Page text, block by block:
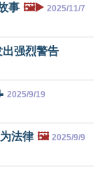
事 🖼️▶️ 2025/11/7
出强烈警告
2025/9/19
法律 🖼️ 2025/9/9